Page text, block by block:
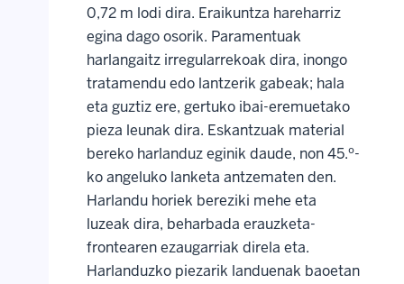
0,72 m lodi dira. Eraikuntza hareharriz
egina dago osorik. Paramentuak
harlangaitz irregularrekoak dira, inongo
tratamendu edo lantzerik gabeak; hala
eta guztiz ere, gertuko ibai-eremuetako
pieza leunak dira. Eskantzuak material
bereko harlanduz eginik daude, non 45.º-
ko angeluko lanketa antzematen den.
Harlandu horiek bereziki mehe eta
luzeak dira, beharbada erauzketa-
frontearen ezaugarriak direla eta.
Harlanduzko piezarik landuenak baoetan